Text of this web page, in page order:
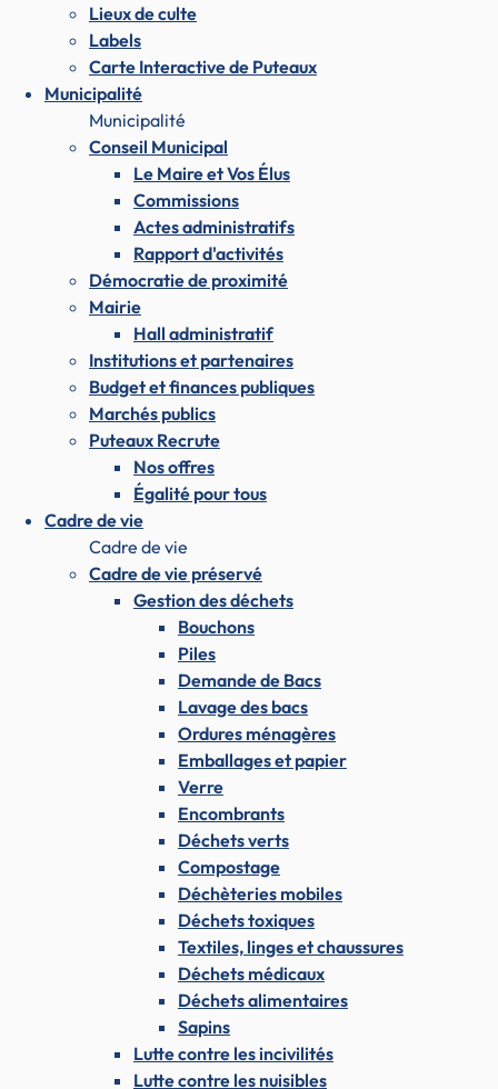
Lieux de culte
Labels
Carte Interactive de Puteaux
Municipalité
Municipalité
Conseil Municipal
Le Maire et Vos Élus
Commissions
Actes administratifs
Rapport d'activités
Démocratie de proximité
Mairie
Hall administratif
Institutions et partenaires
Budget et finances publiques
Marchés publics
Puteaux Recrute
Nos offres
Égalité pour tous
Cadre de vie
Cadre de vie
Cadre de vie préservé
Gestion des déchets
Bouchons
Piles
Demande de Bacs
Lavage des bacs
Ordures ménagères
Emballages et papier
Verre
Encombrants
Déchets verts
Compostage
Déchèteries mobiles
Déchets toxiques
Textiles, linges et chaussures
Déchets médicaux
Déchets alimentaires
Sapins
Lutte contre les incivilités
Lutte contre les nuisibles